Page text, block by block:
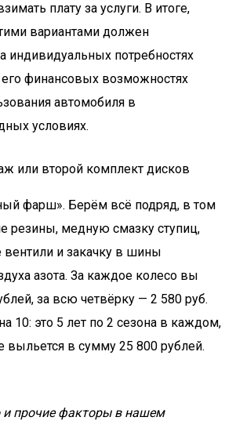
плату за услуги. В итоге,
вариантами должен
индивидуальных потребностях
финансовых возможностях
автомобиля в
условиях.
или второй комплект дисков
фарш». Берём всё подряд, в том
резины, медную смазку ступиц,
и закачку в шины
азота. За каждое колесо вы
за всю четвёрку — 2 580 руб.
10: это 5 лет по 2 сезона в каждом,
выльется в сумму 25 800 рублей.
прочие факторы в нашем